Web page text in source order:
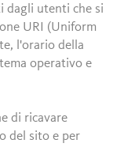
dagli utenti che si
URI (Uniform
l'orario della
operativo e
di ricavare
del sito e per